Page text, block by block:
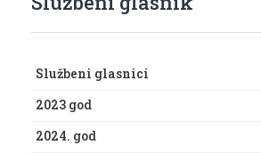
Službeni glasnici
2023 god
2024. god